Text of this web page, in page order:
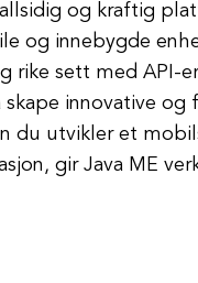
og kraftig
og innebygde
rike sett med API-
innovative og
du utvikler et
gir Java ME